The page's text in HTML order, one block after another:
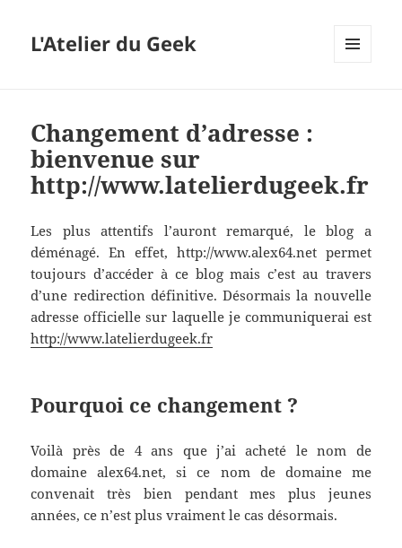
L'Atelier du Geek
Changement d’adresse :
bienvenue sur
http://www.latelierdugeek.fr
Les plus attentifs l’auront remarqué, le blog a
déménagé. En effet, http://www.alex64.net permet
toujours d’accéder à ce blog mais c’est au travers
d’une redirection définitive. Désormais la nouvelle
adresse officielle sur laquelle je communiquerai est
http://www.latelierdugeek.fr
Pourquoi ce changement ?
Voilà près de 4 ans que j’ai acheté le nom de
domaine alex64.net, si ce nom de domaine me
convenait très bien pendant mes plus jeunes
années, ce n’est plus vraiment le cas désormais.